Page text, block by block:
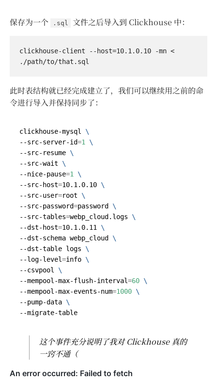
保存为一个 .sql 文件之后导入到 Clickhouse 中：
clickhouse-client --host=10.1.0.10 -mn <
此时表结构就已经完成建立了，我们可以继续用之前的命
令进行导入并保持同步了：
clickhouse-mysql
--src-server-id=1
--src-resume
--src-wait
--nice-pause=1
--src-host=10.1.0.10
--src-user=root
--src-password=password
--src-tables=webp_cloud.logs
--dst-host=10.1.0.11
--dst-schema webp_cloud
--dst-table logs
--log-level=info
--csvpool
--mempool-max-flush-interval=60
--mempool-max-events-num=1000
--pump-data
这个事件充分说明了我对 Clickhouse 真的
一窍不通（